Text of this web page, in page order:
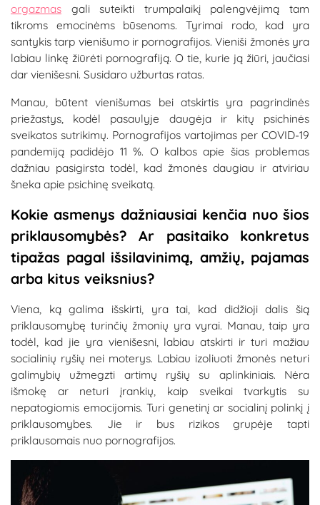
orgazmas gali suteikti trumpalaikį palengvėjimą tam
tikroms emocinėms būsenoms. Tyrimai rodo, kad yra
santykis tarp vienišumo ir pornografijos. Vieniši žmonės yra
labiau linkę žiūrėti pornografiją. O tie, kurie ją žiūri, jaučiasi
dar vienišesni. Susidaro užburtas ratas.
Manau, būtent vienišumas bei atskirtis yra pagrindinės
priežastys, kodėl pasaulyje daugėja ir kitų psichinės
sveikatos sutrikimų. Pornografijos vartojimas per COVID-19
pandemiją padidėjo 11 %. O kalbos apie šias problemas
dažniau pasigirsta todėl, kad žmonės daugiau ir atviriau
šneka apie psichinę sveikatą.
Kokie asmenys dažniausiai kenčia nuo šios
priklausomybės? Ar pasitaiko konkretus
tipažas pagal išsilavinimą, amžių, pajamas
arba kitus veiksnius?
Viena, ką galima išskirti, yra tai, kad didžioji dalis šią
priklausomybę turinčių žmonių yra vyrai. Manau, taip yra
todėl, kad jie yra vienišesni, labiau atskirti ir turi mažiau
socialinių ryšių nei moterys. Labiau izoliuoti žmonės neturi
galimybių užmegzti artimų ryšių su aplinkiniais. Nėra
išmokę ar neturi įrankių, kaip sveikai tvarkytis su
nepatogiomis emocijomis. Turi genetinį ar socialinį polinkį į
priklausomybes. Jie ir bus rizikos grupėje tapti
priklausomais nuo pornografijos.